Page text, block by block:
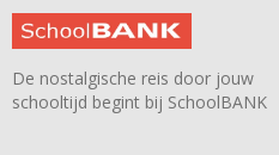
De nostalgische reis door jouw
schooltijd begint bij SchoolBANK